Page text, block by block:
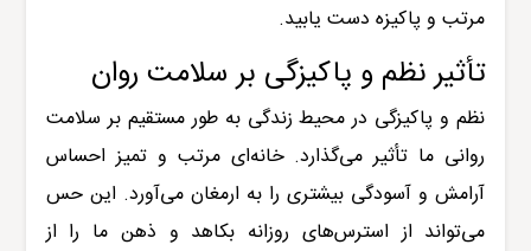
مرتب و پاکیزه دست یابید.
تأثیر نظم و پاکیزگی بر سلامت روان
نظم و پاکیزگی در محیط زندگی به طور مستقیم بر سلامت
روانی ما تأثیر می‌گذارد. خانه‌ای مرتب و تمیز احساس
آرامش و آسودگی بیشتری را به ارمغان می‌آورد. این حس
می‌تواند از استرس‌های روزانه بکاهد و ذهن ما را از